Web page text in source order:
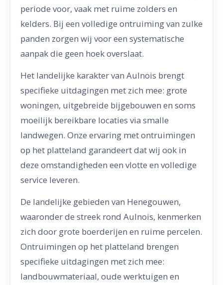
periode voor, vaak met ruime zolders en
kelders. Bij een volledige ontruiming van zulke
panden zorgen wij voor een systematische
aanpak die geen hoek overslaat.
Het landelijke karakter van Aulnois brengt
specifieke uitdagingen met zich mee: grote
woningen, uitgebreide bijgebouwen en soms
moeilijk bereikbare locaties via smalle
landwegen. Onze ervaring met ontruimingen
op het platteland garandeert dat wij ook in
deze omstandigheden een vlotte en volledige
service leveren.
De landelijke gebieden van Henegouwen,
waaronder de streek rond Aulnois, kenmerken
zich door grote boerderijen en ruime percelen.
Ontruimingen op het platteland brengen
specifieke uitdagingen met zich mee:
landbouwmateriaal, oude werktuigen en